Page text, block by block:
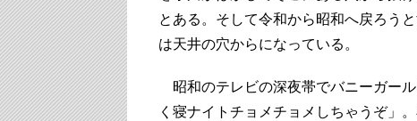
とある。そして令和から昭和へ戻ろう
は天井の穴からになっている。
昭和のテレビの深夜帯でバニーガー
く寝ナイトチョメチョメしちゃうぞ」